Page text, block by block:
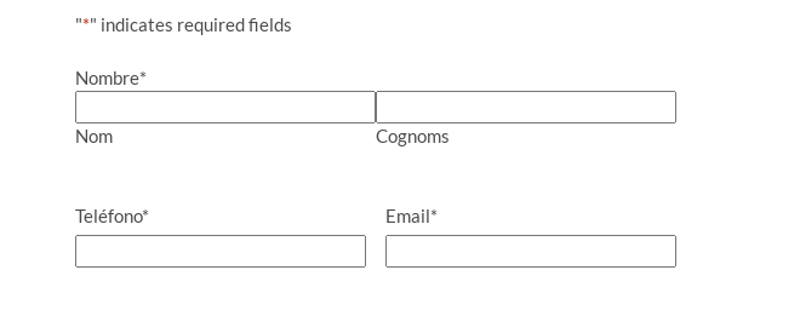
"*" indicates required fields
Nombre*
Nom Cognoms
Teléfono* Email*